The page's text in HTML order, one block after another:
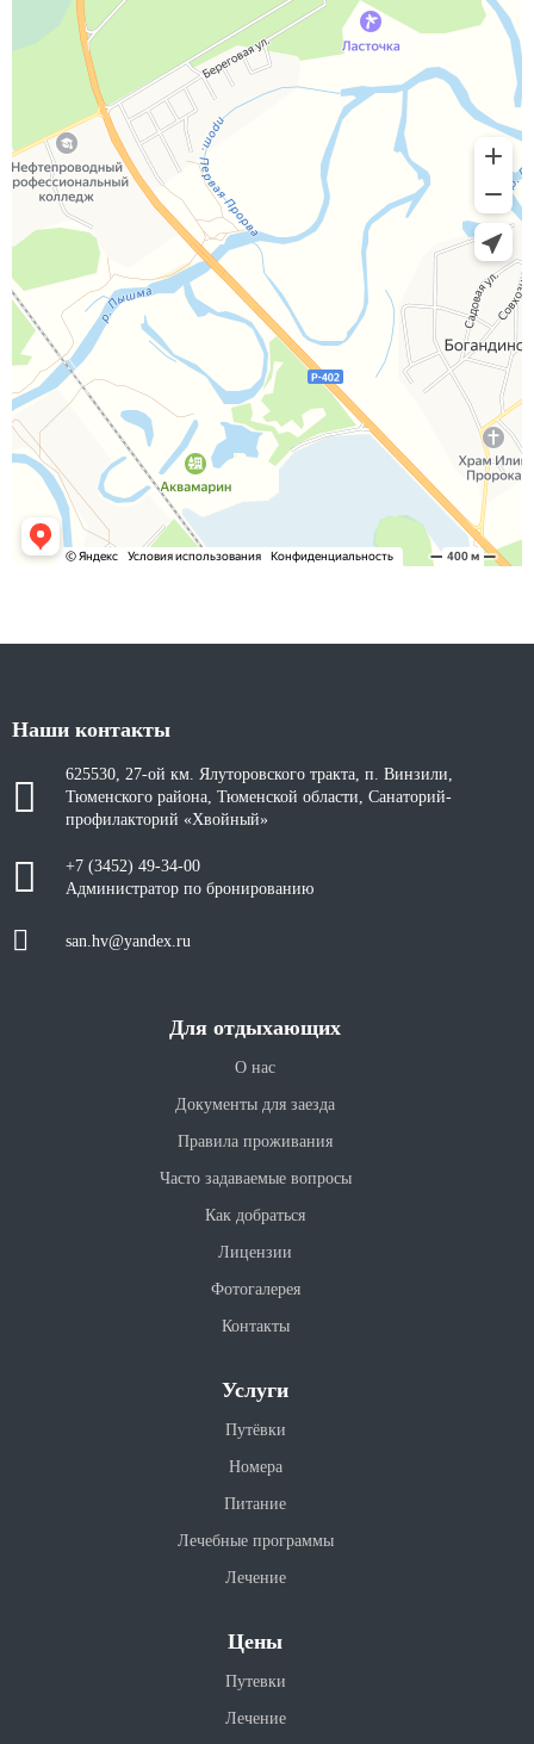
Наши контакты
625530, 27-ой км. Ялуторовского тракта, п. Винзили,
Тюменского района, Тюменской области, Санаторий-
профилакторий «Хвойный»
+7 (3452) 49-34-00
Администратор по бронированию
san.hv@yandex.ru
Для отдыхающих
О нас
Документы для заезда
Правила проживания
Часто задаваемые вопросы
Как добраться
Лицензии
Фотогалерея
Контакты
Услуги
Путёвки
Номера
Питание
Лечебные программы
Лечение
Цены
Путевки
Лечение